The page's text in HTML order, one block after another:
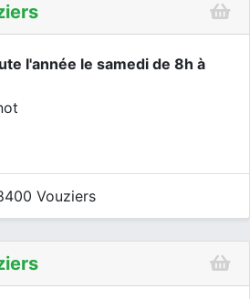
l'année le samedi de 8h à
Vouziers